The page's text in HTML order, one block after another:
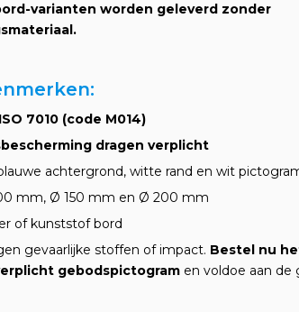
varianten worden geleverd zonder
ISO 7010 (code M014)
dragen verplicht
achtergrond, witte rand en wit
mm, Ø 150 mm en Ø 200 mm
of kunststof bord
gevaarlijke stoffen of impact. Bestel nu
gebodspictogram en voldoe aan de